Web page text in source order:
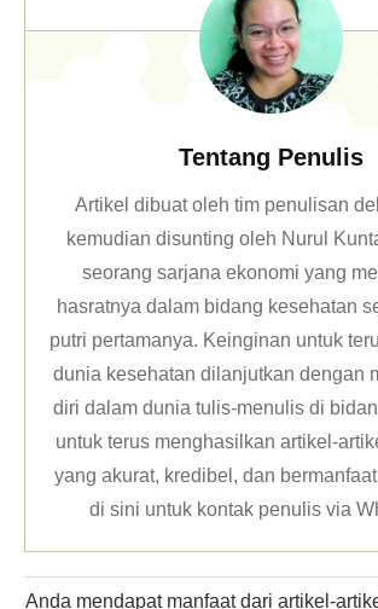
Tentang Penulis
Artikel dibuat oleh tim penulisan
kemudian disunting oleh Nurul
seorang sarjana ekonomi yang
hasratnya dalam bidang kesehatan
putri pertamanya. Keinginan untuk
dunia kesehatan dilanjutkan dengan
diri dalam dunia tulis-menulis di
untuk terus menghasilkan artikel-
yang akurat, kredibel, dan
di sini untuk kontak penulis via
Anda mendapat manfaat dari artikel-